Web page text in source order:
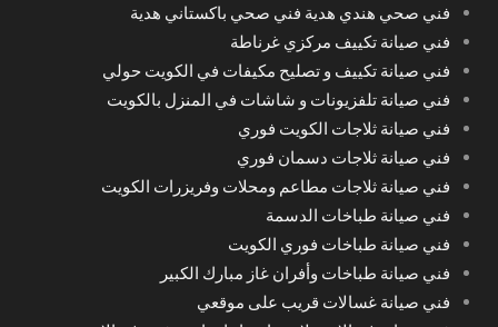
فني صحي هندي هدية فني صحي باكستاني هدية
فني صيانة تكييف مركزي غرناطة
فني صيانة تكييف و تصليح مكيفات في الكويت حولي
فني صيانة تلفزيونات و شاشات في المنزل بالكويت
فني صيانة ثلاجات الكويت فوري
فني صيانة ثلاجات دسمان فوري
فني صيانة ثلاجات مطاعم ومحلات وفريزرات الكويت
فني صيانة طباخات الدسمة
فني صيانة طباخات فوري الكويت
فني صيانة طباخات وأفران غاز مبارك الكبير
فني صيانة غسالات قريب على موقعي